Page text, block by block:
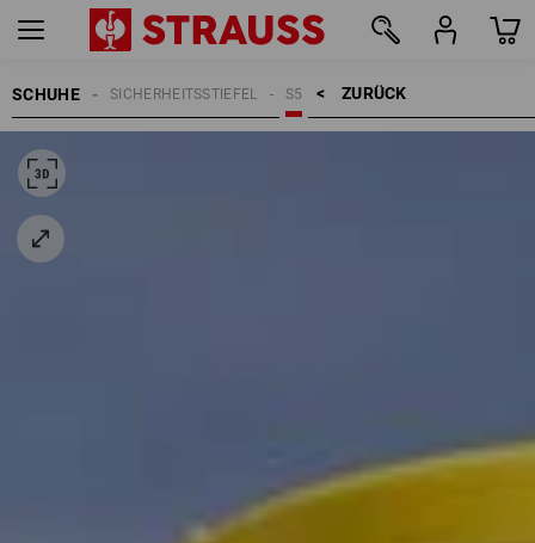
SCHUHE ZURÜCK    >
S5
SICHERHEITSSTIEFEL